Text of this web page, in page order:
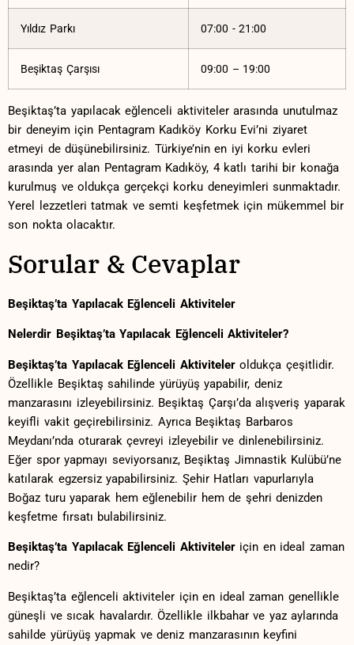
Yıldız Parkı 07:00‍ -⁤ 21:00
Beşiktaş Çarşısı 09:00 – 19:00
Beşiktaş’ta yapılacak eğlenceli aktiviteler arasında unutulmaz
bir deneyim için⁣ Pentagram Kadıköy Korku​ Evi’ni ziyaret​
etmeyi de düşünebilirsiniz. Türkiye’nin en iyi⁣ korku evleri
‍arasında yer ⁤alan​ Pentagram Kadıköy, 4 katlı tarihi bir ⁣konağa​
kurulmuş ve oldukça gerçekçi‍ korku deneyimleri sunmaktadır.
Yerel lezzetleri tatmak ⁤ve‌ semti keşfetmek için mükemmel bir
son​ nokta olacaktır.
Sorular & Cevaplar
Beşiktaş’ta Yapılacak Eğlenceli Aktiviteler
Nelerdir ​Beşiktaş’ta Yapılacak⁤ Eğlenceli Aktiviteler?
Beşiktaş’ta Yapılacak Eğlenceli‍ Aktiviteleroldukça çeşitlidir.
Özellikle Beşiktaş sahilinde yürüyüş yapabilir, deniz
manzarasını izleyebilirsiniz. ‌Beşiktaş‍ Çarşı’da alışveriş ⁣yaparak
keyifli vakit geçirebilirsiniz. ⁤Ayrıca‌ Beşiktaş ⁣Barbaros
⁤Meydanı’nda oturarak çevreyi izleyebilir ve dinlenebilirsiniz.
Eğer spor ⁢yapmayı seviyorsanız, ⁤Beşiktaş Jimnastik Kulübü’ne
katılarak egzersiz‍ yapabilirsiniz. ⁣Şehir Hatları vapurlarıyla
Boğaz​ turu yaparak hem eğlenebilir⁢ hem de şehri denizden⁢
keşfetme fırsatı bulabilirsiniz.
Beşiktaş’ta Yapılacak⁢ Eğlenceli ‌Aktiviteleriçin en ideal zaman
nedir?
Beşiktaş’ta eğlenceli aktiviteler için en ideal⁤ zaman genellikle
güneşli ve ‍sıcak havalardır. ⁤Özellikle ilkbahar⁢ ve yaz aylarında
‍sahilde yürüyüş yapmak ve deniz manzarasının keyfini